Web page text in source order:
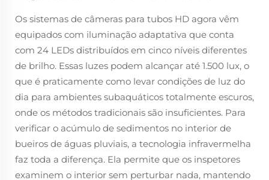
Os sistemas de câmeras para tubos HD agora vêm
equipados com iluminação adaptativa que conta
com 24 LEDs distribuídos em cinco níveis diferentes
de brilho. Essas luzes podem alcançar até 1.500 lux, o
que é praticamente como levar condições de luz do
dia para ambientes subaquáticos totalmente escuros,
onde os métodos tradicionais são insuficientes. Para
verificar o acúmulo de sedimentos no interior de
bueiros de águas pluviais, a tecnologia infravermelha
faz toda a diferença. Ela permite que os inspetores
examinem o interior sem perturbar nada, mantendo